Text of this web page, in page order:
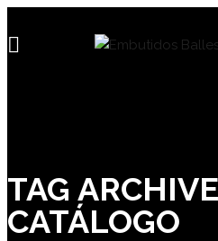
TAG
CATÁLOGO